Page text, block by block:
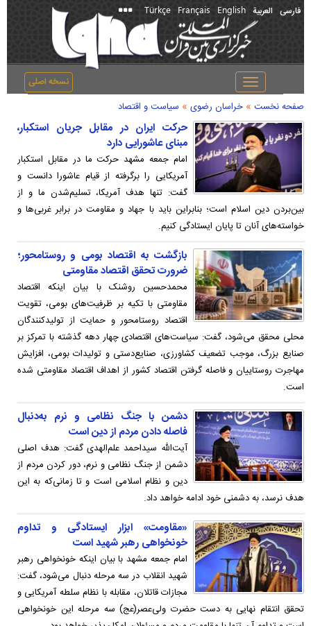
فارسی العربیة English
Français
Türkçe
نسخه اصلی
Toggle
navigation
صفحه نخست » خراسان رضوی » سیاست و اقتصاد
حرکت ایران در مقابل جریان استکبار،
مبنای عاشورایی دارد
امام جمعه مشهد حرکت ما در مقابل استکبار
آمریکایی را برگرفته از قیام عاشورا دانست و
گفت: تنها هدف آمریکا، تسلیم‌شدن ما و از
بین‌بردن دین اسلام است؛ بنابراین باید با جهاد و مقاومت در برابر غربی‌ها و
خواسته‌های آنان تا پایان ایستادگی کنیم.
بازگشت به اقتصاد بومی و روستامحور؛
ضرورت تحقق اقتصاد مقاومتی
محمدحسین روشنک با بیان اینکه اقتصاد
مقاومتی با تکیه بر ظرفیت‌های بومی، تقویت
اقتصاد روستامحور و حمایت از تولیدکنندگان
محلی محقق می‌شود، گفت: سیاست‌های اقتصادی چهار دهه گذشته با تمرکز بر
صنایع بزرگ، موجب تضعیف کشاورزی، صنایع‌دستی و تولیدات بومی، افزایش
مهاجرت روستاییان و فاصله گرفتن اقتصاد کشور از اهداف اقتصاد مقاومتی شده
است.
دشمن با جنگ نظامی و نرم به‌دنبال
فاصله دادن مردم از دین است
آیت‌الله سیداحمد علم‌الهدی گفت: هدف اصلی
دشمن از جنگ نظامی و نرم، دور کردن مردم از
دین و نظام اسلامی است و تا زمانی‌که به این
هدف نرسد، به دشمنی خود ادامه خواهد داد.
«مقاومت» ابزار ایستادگی و تداوم
خونخواهی رهبر شهید است
امام جمعه مشهد با بیان اینکه خونخواهی رهبر
شهید انقلاب در سه مرحله دنبال می‌شود، گفت:
مجازات قاتلان، مقابله با نظام سلطه آمریکایی و
تحقق انتقام نهایی به دست حضرت ولی‌عصر(عج) سه مرحله این خونخواهی